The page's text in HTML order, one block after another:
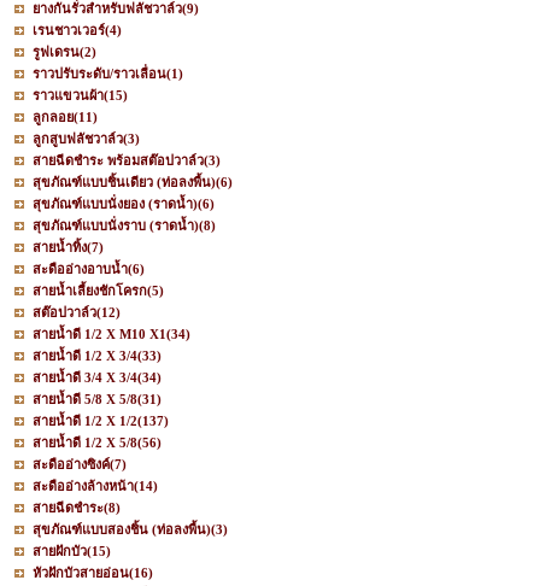
ยางกันรั่วสำหรับฟลัชวาล์ว(9)
เรนชาวเวอร์(4)
รูฟเดรน(2)
ราวปรับระดับ/ราวเลื่อน(1)
ราวแขวนผ้า(15)
ลูกลอย(11)
ลูกสูบฟลัชวาล์ว(3)
สายฉีดชำระ พร้อมสต๊อปวาล์ว(3)
สุขภัณฑ์แบบชิ้นเดียว (ท่อลงพื้น)(6)
สุขภัณฑ์แบบนั่งยอง (ราดน้ำ)(6)
สุขภัณฑ์แบบนั่งราบ (ราดน้ำ)(8)
สายน้ำทิ้ง(7)
สะดืออ่างอาบน้ำ(6)
สายน้ำเลี้ยงชักโครก(5)
สต๊อปวาล์ว(12)
สายน้ำดี 1/2 X M10 X1(34)
สายน้ำดี 1/2 X 3/4(33)
สายน้ำดี 3/4 X 3/4(34)
สายน้ำดี 5/8 X 5/8(31)
สายน้ำดี 1/2 X 1/2(137)
สายน้ำดี 1/2 X 5/8(56)
สะดืออ่างซิงค์(7)
สะดืออ่างล้างหน้า(14)
สายฉีดชำระ(8)
สุขภัณฑ์แบบสองชิ้น (ท่อลงพื้น)(3)
สายฝักบัว(15)
หัวฝักบัวสายอ่อน(16)